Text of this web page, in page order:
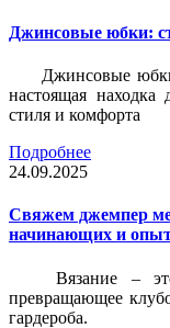
Джинсовые юбки:
Джинсовые
настоящая
стиля и комфорта
Подробнее
24.09.2025
Свяжем джемпер
начинающих и
Вязание –
превращающее
гардероба.